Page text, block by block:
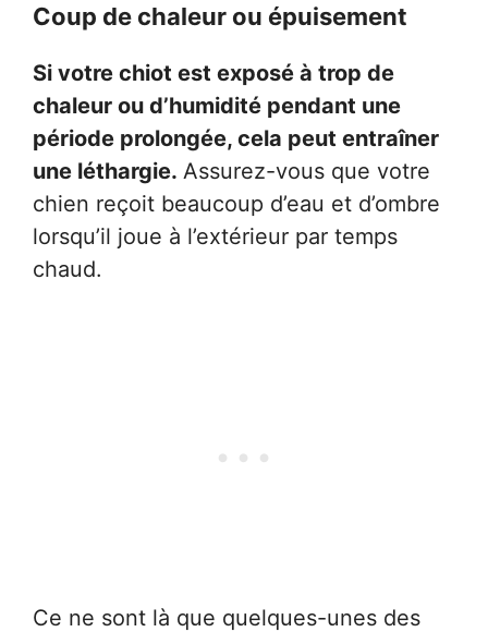
Coup de chaleur ou épuisement
Si votre chiot est exposé à trop de
chaleur ou d’humidité pendant une
période prolongée, cela peut entraîner
une léthargie. Assurez-vous que votre
chien reçoit beaucoup d’eau et d’ombre
lorsqu’il joue à l’extérieur par temps
chaud.
Ce ne sont là que quelques-unes des